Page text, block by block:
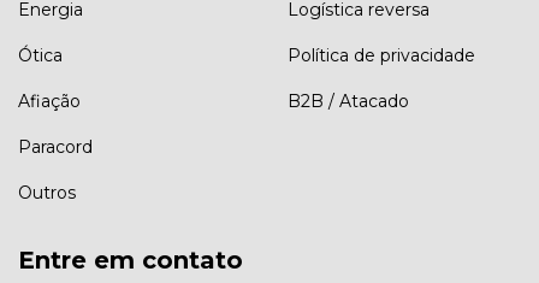
Energia
Ótica
Afiação
Paracord
Outros
Logística reversa
Política de privacidade
B2B / Atacado
Entre em contato